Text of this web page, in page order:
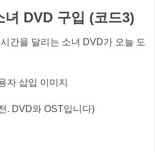
DVD 구입 (코드3)
간을 달리는 소녀 DVD가 오늘 도
. DVD와 OST입니다)